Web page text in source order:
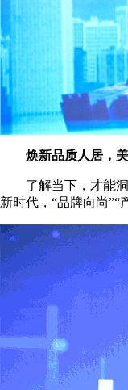
焕新品质人居，美
了解当下，才能洞
新时代，“品牌向尚